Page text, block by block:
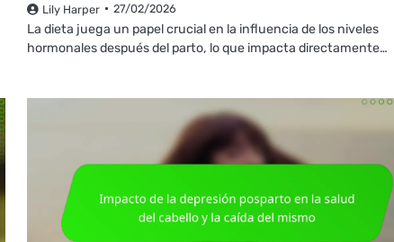
Lily Harper 27/02/2026
La dieta juega un papel crucial en la influencia de los niveles
hormonales después del parto, lo que impacta directamente…